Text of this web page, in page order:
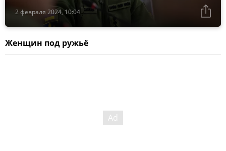
2 февраля 2024, 10:04
Женщин под ружьё